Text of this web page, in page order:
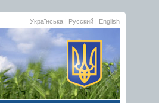
Українська | Русский | English